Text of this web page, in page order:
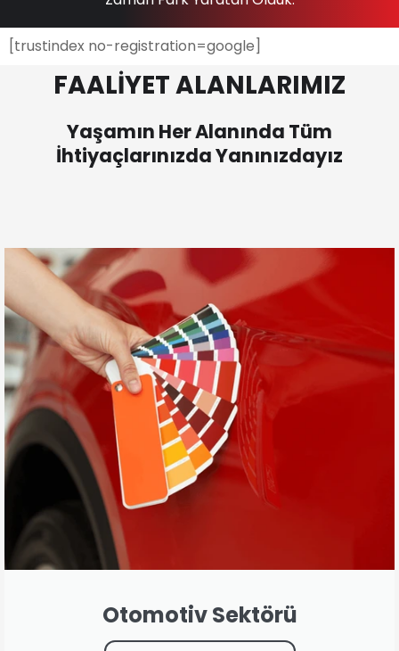
[trustindex no-registration=google]
FAALİYET ALANLARIMIZ
Yaşamın Her Alanında Tüm
İhtiyaçlarınızda Yanınızdayız
Otomotiv Sektörü